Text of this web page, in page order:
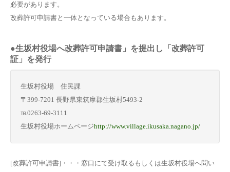
必要があります。
改葬許可申請書と一体となっている場合もあります。
●生坂村役場へ改葬許可申請書」を提出し「改葬許可
証」を発行
生坂村役場 住民課
〒399-7201 長野県東筑摩郡生坂村5493-2
℡0263-69-3111
生坂村役場ホームページhttp://www.village.ikusaka.nagano.jp/
[改葬許可申請書]・・・窓口にて受け取るもしくは生坂村役場へ問い